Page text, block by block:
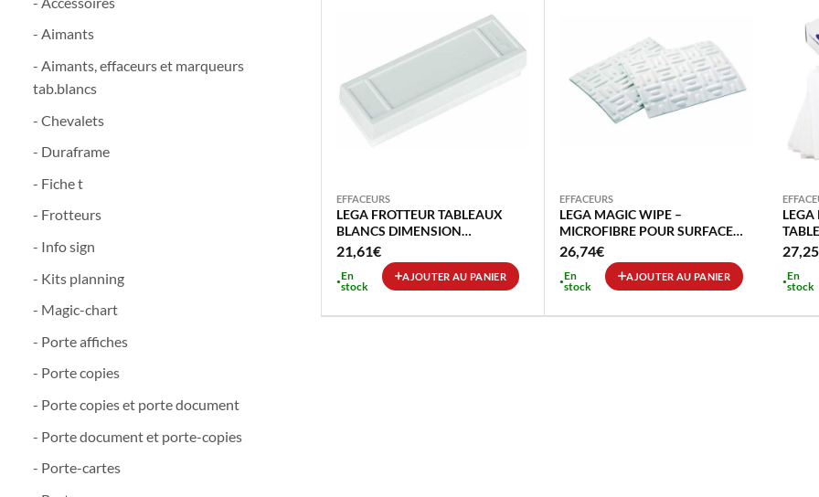
- Aimants
- Aimants, effaceurs et marqueurs
tab.blancs
- Chevalets
- Duraframe
- Fiche t
- Frotteurs
- Info sign
- Kits planning
- Magic-chart
- Porte affiches
- Porte copies
- Porte copies et porte document
- Porte document et porte-copies
- Porte-cartes
EFFACEURS
LEGA FROTTEUR TABLEAUX
BLANCS DIMENSION
14.3X4.8CM AVEC LINGETTES
REMPLACABLES
21,61€
En
stock
AJOUTER AU PANIER
EFFACEURS
LEGA MAGIC WIPE –
MICROFIBRE POUR SURFACE
EMAILLEE 100% RECYCLABLE –
LAVABLE 60°
26,74€
En
stock
AJOUTER AU PANIER
LEGA
27,25
En
stock